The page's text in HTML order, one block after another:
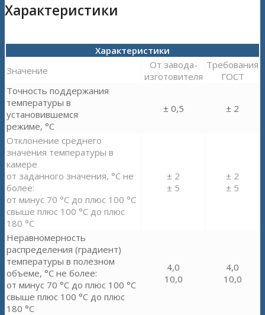
Характеристики
Характеристики
Значение
От завода-
изготовителя
Требования
ГОСТ
Точность поддержания
температуры в
установившемся
режиме, °С
± 0,5 ± 2
Отклонение среднего
значения температуры в
камере
от заданного значения, °С не
более:
от минус 70 °С до плюс 100 °С
свыше плюс 100 °С до плюс
180 °С
± 2
± 5
± 2
± 5
Неравномерность
распределения (градиент)
температуры в полезном
объеме, °С не более:
от минус 70 °С до плюс 100 °С
свыше плюс 100 °С до плюс
180 °С
4,0
10,0
4,0
10,0